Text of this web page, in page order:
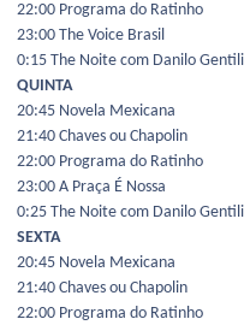
22:00 Programa do Ratinho
23:00 The Voice Brasil
0:15 The Noite com Danilo Gentili
QUINTA
20:45 Novela Mexicana
21:40 Chaves ou Chapolin
22:00 Programa do Ratinho
23:00 A Praça É Nossa
0:25 The Noite com Danilo Gentili
SEXTA
20:45 Novela Mexicana
21:40 Chaves ou Chapolin
22:00 Programa do Ratinho